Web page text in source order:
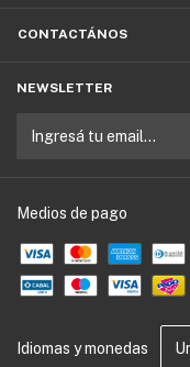
CONTACTÁNOS
NEWSLETTER
Medios de pago
Idiomas y monedas